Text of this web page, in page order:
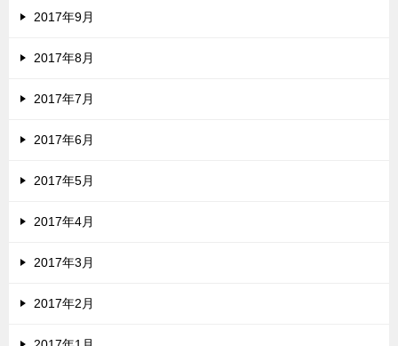
2017年9月
2017年8月
2017年7月
2017年6月
2017年5月
2017年4月
2017年3月
2017年2月